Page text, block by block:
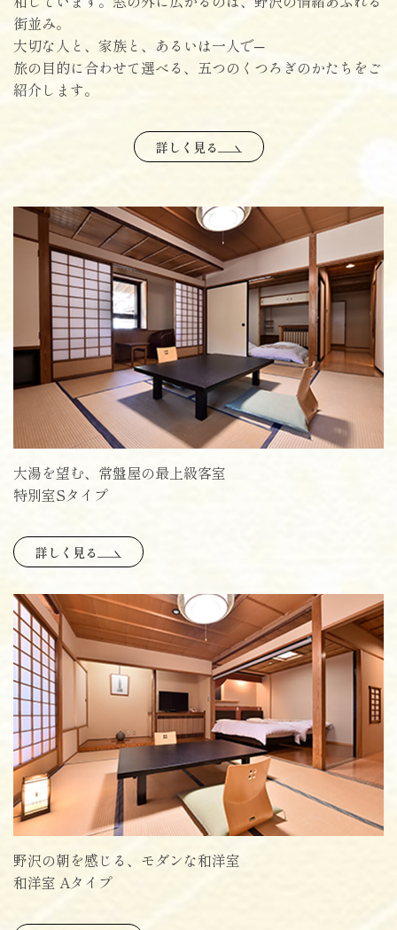
街並み。
大切な人と、家族と、あるいは一人で─
旅の目的に合わせて選べる、五つのくつろぎのかたちをご
紹介します。
詳しく見る
大湯を望む、常盤屋の最上級客室
特別室Sタイプ
詳しく見る
野沢の朝を感じる、モダンな和洋室
和洋室 Aタイプ